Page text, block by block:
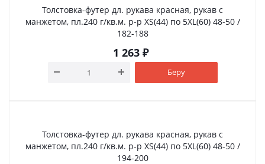
Толстовка-футер дл. рукава красная, рукав с
манжетом, пл.240 г/кв.м. р-р XS(44) по 5XL(60) 48-50 /
182-188
1 263₽
Беру
Толстовка-футер дл. рукава красная, рукав с
манжетом, пл.240 г/кв.м. р-р XS(44) по 5XL(60) 48-50 /
194-200